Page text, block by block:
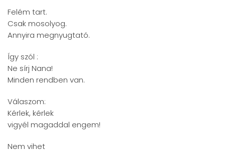
Felém tart.
Csak mosolyog.
Annyira megnyugtató.
Így szól :
Ne sírj Nana!
Minden rendben van.
Válaszom:
Kérlek, kérlek
vigyél magaddal engem!
Nem vihet